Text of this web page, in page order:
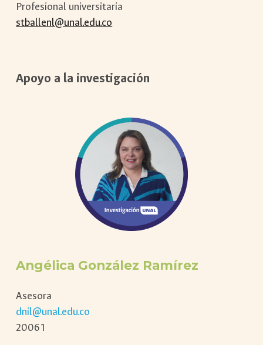
Profesional universitaria
stballenl@unal.edu.co
Apoyo a la investigación
Angélica González Ramírez
Asesora
dnil@unal.edu.co
20061